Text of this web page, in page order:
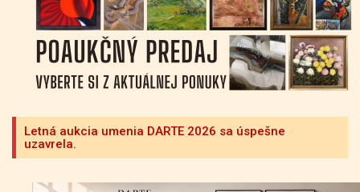
Letná aukcia umenia DARTE 2026 sa úspešne
uzavrela.